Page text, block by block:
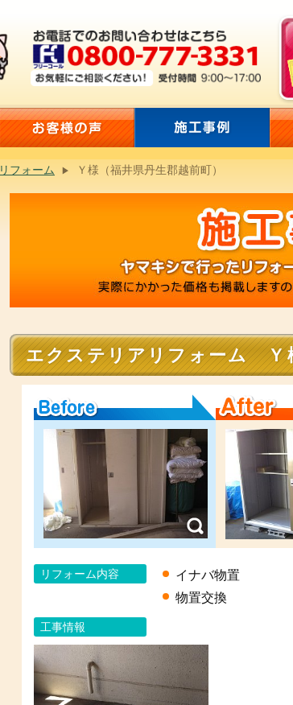
フォーム Ｙ様（福井県丹生郡越前町）
エクステリアリフォーム Ｙ
Before After
リフォーム内容
イナバ物置
物置交換
工事情報